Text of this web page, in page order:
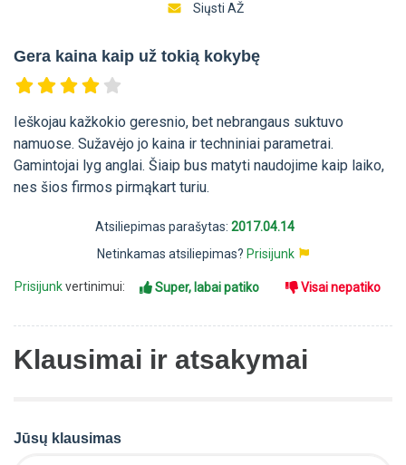
Siųsti AŽ
Gera kaina kaip už tokią kokybę
Ieškojau kažkokio geresnio, bet nebrangaus suktuvo
namuose. Sužavėjo jo kaina ir techniniai parametrai.
Gamintojai lyg anglai. Šiaip bus matyti naudojime kaip laiko,
nes šios firmos pirmąkart turiu.
Atsiliepimas parašytas: 2017.04.14
Netinkamas atsiliepimas? Prisijunk
Prisijunkvertinimui: Super, labai patiko Visai nepatiko
Klausimai ir atsakymai
Jūsų klausimas